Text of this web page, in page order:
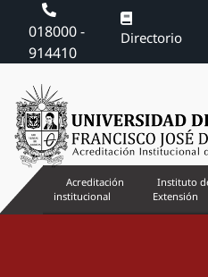
018000 -
914410
Directorio
Acreditación
institucional
Instituto
Extensión